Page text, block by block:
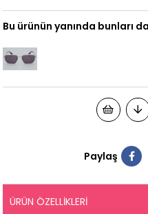
Bu ürünün yanında bunları
Paylaş
ÜRÜN ÖZELLIKLERI